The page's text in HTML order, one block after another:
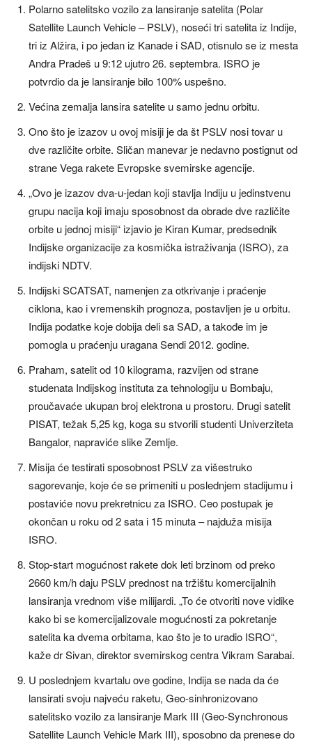
Polarno satelitsko vozilo za lansiranje satelita (Polar
Satellite Launch Vehicle – PSLV), noseći tri satelita iz Indije,
tri iz Alžira, i po jedan iz Kanade i SAD, otisnulo se iz mesta
Andra Pradeš u 9:12 ujutro 26. septembra. ISRO je
potvrdio da je lansiranje bilo 100% uspešno.
Većina zemalja lansira satelite u samo jednu orbitu.
Ono što je izazov u ovoj misiji je da št PSLV nosi tovar u
dve različite orbite. Sličan manevar je nedavno postignut od
strane Vega rakete Evropske svemirske agencije.
„Ovo je izazov dva-u-jedan koji stavlja Indiju u jedinstvenu
grupu nacija koji imaju sposobnost da obrade dve različite
orbite u jednoj misiji“ izjavio je Kiran Kumar, predsednik
Indijske organizacije za kosmička istraživanja (ISRO), za
indijski NDTV.
Indijski SCATSAT, namenjen za otkrivanje i praćenje
ciklona, kao i vremenskih prognoza, postavljen je u orbitu.
Indija podatke koje dobija deli sa SAD, a takođe im je
pomogla u praćenju uragana Sendi 2012. godine.
Praham, satelit od 10 kilograma, razvijen od strane
studenata Indijskog instituta za tehnologiju u Bombaju,
proučavaće ukupan broj elektrona u prostoru. Drugi satelit
PISAT, težak 5,25 kg, koga su stvorili studenti Univerziteta
Bangalor, napraviće slike Zemlje.
Misija će testirati sposobnost PSLV za višestruko
sagorevanje, koje će se primeniti u poslednjem stadijumu i
postaviće novu prekretnicu za ISRO. Ceo postupak je
okončan u roku od 2 sata i 15 minuta – najduža misija
ISRO.
Stop-start mogućnost rakete dok leti brzinom od preko
2660 km/h daju PSLV prednost na tržištu komercijalnih
lansiranja vrednom više milijardi. „To će otvoriti nove vidike
kako bi se komercijalizovale mogućnosti za pokretanje
satelita ka dvema orbitama, kao što je to uradio ISRO“,
kaže dr Sivan, direktor svemirskog centra Vikram Sarabai.
U poslednjem kvartalu ove godine, Indija se nada da će
lansirati svoju najveću raketu, Geo-sinhronizovano
satelitsko vozilo za lansiranje Mark III (Geo-Synchronous
Satellite Launch Vehicle Mark III), sposobno da prenese do